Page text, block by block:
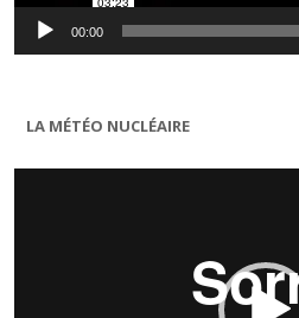
00:00
LA MÉTÉO NUCLÉAIRE
Lecteur